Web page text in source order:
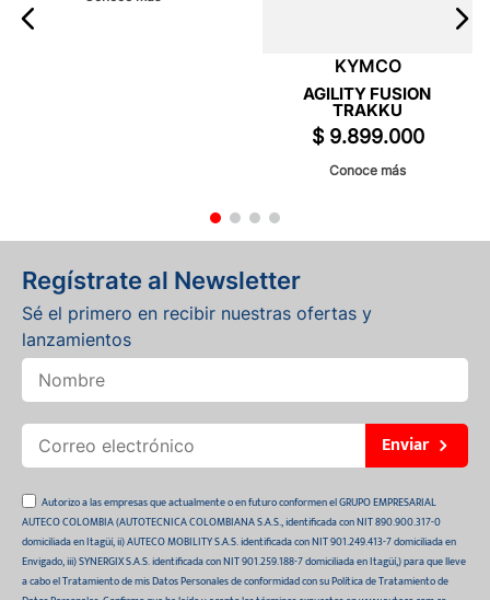
KYMCO
AGILITY FUSION
TRAKKU
$ 9.899.000
Conoce más
Regístrate al Newsletter
Sé el primero en recibir nuestras ofertas y
lanzamientos
Enviar
Autorizo a las empresas que actualmente o en futuro conformen el GRUPO EMPRESARIAL
AUTECO COLOMBIA (AUTOTECNICA COLOMBIANA S.A.S., identificada con NIT 890.900.317-0
domiciliada en Itagüí, ii) AUTECO MOBILITY S.A.S. identificada con NIT 901.249.413-7 domiciliada en
Envigado, iii) SYNERGIX S.A.S. identificada con NIT 901.259.188-7 domiciliada en Itagüí,) para que lleve
a cabo el Tratamiento de mis Datos Personales de conformidad con su Política de Tratamiento de